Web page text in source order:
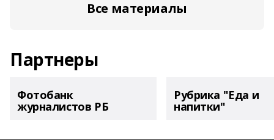
Все материалы
Партнеры
Фотобанк
журналистов РБ
Рубрика "Еда и
напитки"